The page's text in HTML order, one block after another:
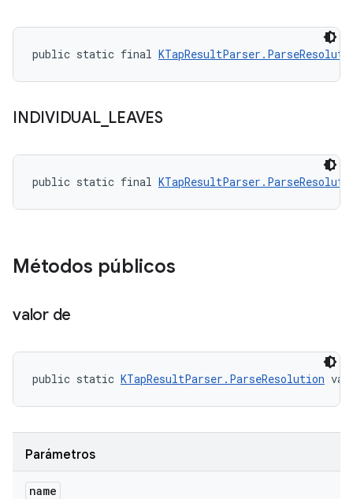
public static final
INDIVIDUAL_ LEAVES
public static final
Métodos públicos
valor de
public static KTapResultParser.ParseResolution
Parámetros
name